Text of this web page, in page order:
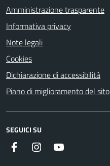
Amministrazione trasparente
Informativa privacy
Note legali
Cookies
Dichiarazione di accessibilità
Piano di miglioramento del sito
SEGUICI SU
Facebook Instagram